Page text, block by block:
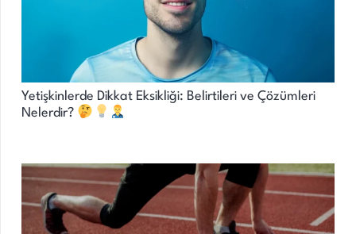
Yetişkinlerde Dikkat Eksikliği: Belirtileri ve Çözümleri
Nelerdir?